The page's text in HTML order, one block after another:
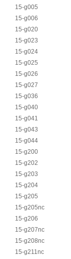
15-g005
15-g006
15-g020
15-g023
15-g024
15-g025
15-g026
15-g027
15-g036
15-g040
15-g041
15-g043
15-g044
15-g200
15-g202
15-g203
15-g204
15-g205
15-g205nc
15-g206
15-g207nc
15-g208nc
15-g211nc